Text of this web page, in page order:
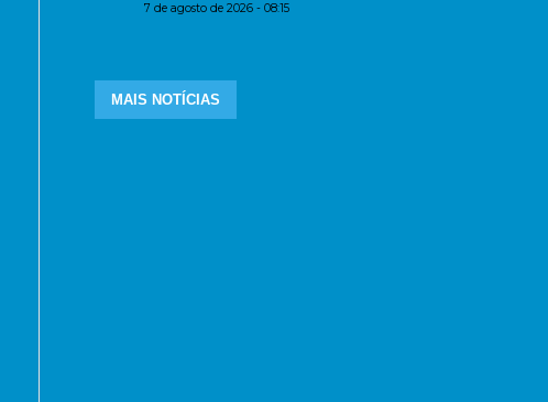
7 de agosto de 2026 - 08:15
MAIS NOTÍCIAS